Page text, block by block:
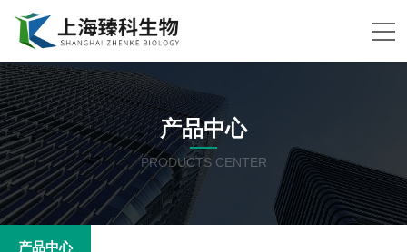
产品中心
PRODUCTS CENTER
产品中心